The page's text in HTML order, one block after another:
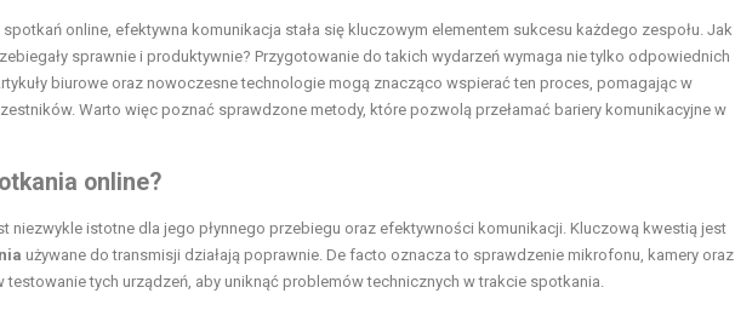
online, efektywna komunikacja stała się kluczowym elementem sukcesu każdego zespołu. Jak
sprawnie i produktywnie? Przygotowanie do takich wydarzeń wymaga nie tylko odpowiednich
biurowe oraz nowoczesne technologie mogą znacząco wspierać ten proces, pomagając w
Warto więc poznać sprawdzone metody, które pozwolą przełamać bariery komunikacyjne w
online?
niezwykle istotne dla jego płynnego przebiegu oraz efektywności komunikacji. Kluczową kwestią jest
używane do transmisji działają poprawnie. De facto oznacza to sprawdzenie mikrofonu, kamery oraz
testowanie tych urządzeń, aby uniknąć problemów technicznych w trakcie spotkania.